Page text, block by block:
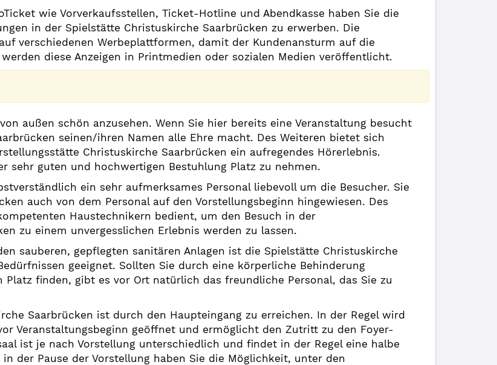
wie Vorverkaufsstellen, Ticket-Hotline und Abendkasse haben Sie die
in der Spielstätte Christuskirche Saarbrücken zu erwerben. Die
verschiedenen Werbeplattformen, damit der Kundenansturm auf die
diese Anzeigen in Printmedien oder sozialen Medien veröffentlicht.
außen schön anzusehen. Wenn Sie hier bereits eine Veranstaltung besucht
seinen/ihren Namen alle Ehre macht. Des Weiteren bietet sich
Christuskirche Saarbrücken ein aufregendes Hörerlebnis.
sehr guten und hochwertigen Bestuhlung Platz zu nehmen.
ein sehr aufmerksames Personal liebevoll um die Besucher. Sie
auch von dem Personal auf den Vorstellungsbeginn hingewiesen. Des
Haustechnikern bedient, um den Besuch in der
zu einem unvergesslichen Erlebnis werden zu lassen.
sauberen, gepflegten sanitären Anlagen ist die Spielstätte Christuskirche
geeignet. Sollten Sie durch eine körperliche Behinderung
finden, gibt es vor Ort natürlich das freundliche Personal, das Sie zu
Saarbrücken ist durch den Haupteingang zu erreichen. In der Regel wird
Veranstaltungsbeginn geöffnet und ermöglicht den Zutritt zu den Foyer-
ist je nach Vorstellung unterschiedlich und findet in der Regel eine halbe
der Pause der Vorstellung haben Sie die Möglichkeit, unter den